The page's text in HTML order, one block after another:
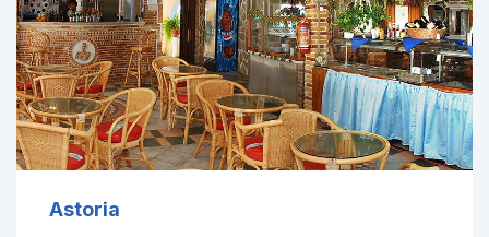
Astoria